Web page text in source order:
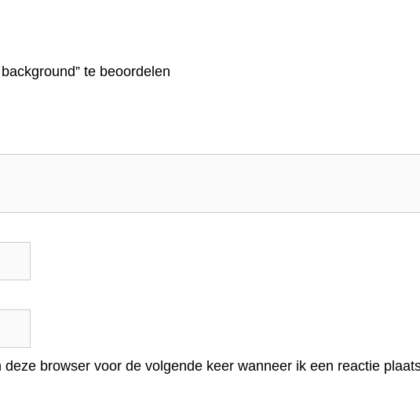
te beoordelen
browser voor de volgende keer wanneer ik een reactie